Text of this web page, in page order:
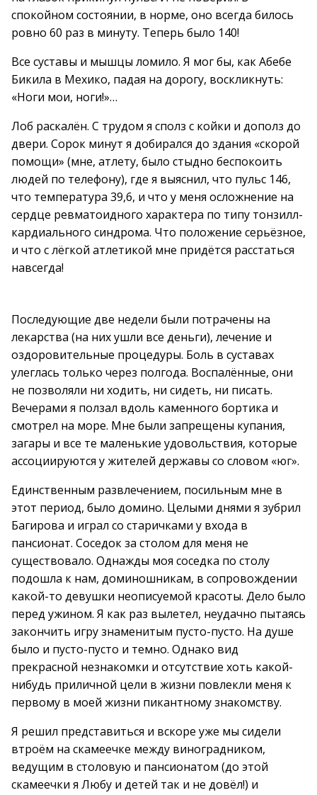
спокойном состоянии, в норме, оно всегда билось
ровно 60 раз в минуту. Теперь было 140!
Все суставы и мышцы ломило. Я мог бы, как Абебе
Бикила в Мехико, падая на дорогу, воскликнуть:
«Ноги мои, ноги!»…
Лоб раскалён. С трудом я сполз с койки и дополз до
двери. Сорок минут я добирался до здания «скорой
помощи» (мне, атлету, было стыдно беспокоить
людей по телефону), где я выяснил, что пульс 146,
что температура 39,6, и что у меня осложнение на
сердце ревматоидного характера по типу тонзилл-
кардиального синдрома. Что положение серьёзное,
и что с лёгкой атлетикой мне придётся расстаться
навсегда!
Последующие две недели были потрачены на
лекарства (на них ушли все деньги), лечение и
оздоровительные процедуры. Боль в суставах
улеглась только через полгода. Воспалённые, они
не позволяли ни ходить, ни сидеть, ни писать.
Вечерами я ползал вдоль каменного бортика и
смотрел на море. Мне были запрещены купания,
загары и все те маленькие удовольствия, которые
ассоциируются у жителей державы со словом «юг».
Единственным развлечением, посильным мне в
этот период, было домино. Целыми днями я зубрил
Багирова и играл со старичками у входа в
пансионат. Соседок за столом для меня не
существовало. Однажды моя соседка по столу
подошла к нам, доминошникам, в сопровождении
какой-то девушки неописуемой красоты. Дело было
перед ужином. Я как раз вылетел, неудачно пытаясь
закончить игру знаменитым пусто-пусто. На душе
было и пусто-пусто и темно. Однако вид
прекрасной незнакомки и отсутствие хоть какой-
нибудь приличной цели в жизни повлекли меня к
первому в моей жизни пикантному знакомству.
Я решил представиться и вскоре уже мы сидели
втроём на скамеечке между виноградником,
ведущим в столовую и пансионатом (до этой
скамеечки я Любу и детей так и не довёл!) и